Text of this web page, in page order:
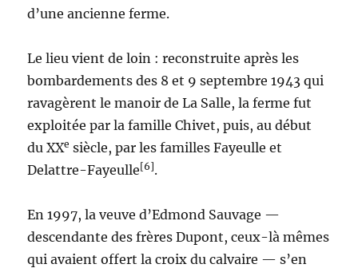
d’une ancienne ferme.
Le lieu vient de loin : reconstruite après les
bombardements des 8 et 9 septembre 1943 qui
ravagèrent le manoir de La Salle, la ferme fut
exploitée par la famille Chivet, puis, au début
du XXe siècle, par les familles Fayeulle et
Delattre-Fayeulle[6].
En 1997, la veuve d’Edmond Sauvage —
descendante des frères Dupont, ceux-là mêmes
qui avaient offert la croix du calvaire — s’en